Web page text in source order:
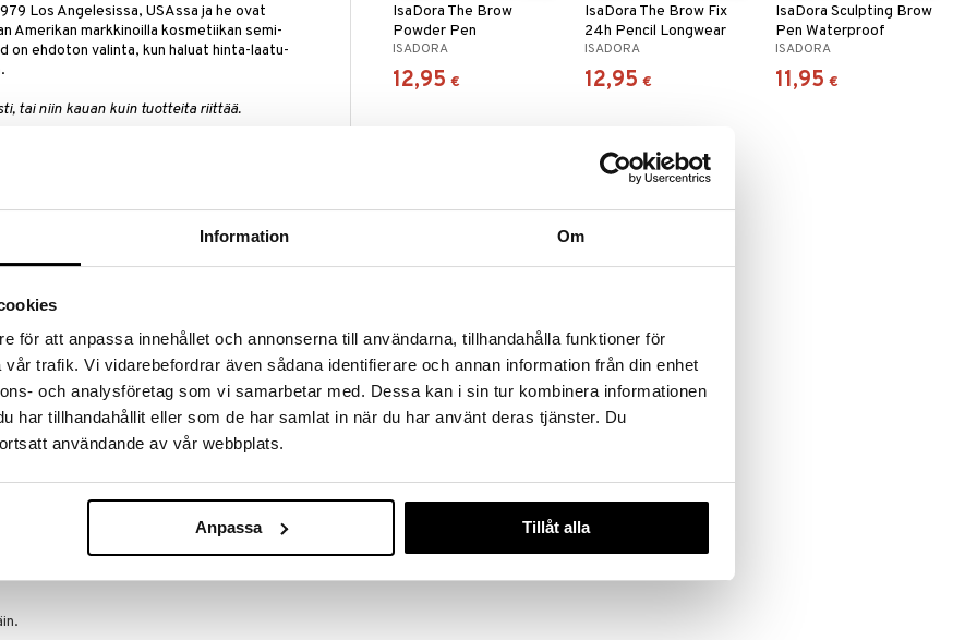
Information Om
för att anpassa innehållet och annonserna till användarna, tillhandahålla funktioner för
trafik. Vi vidarebefordrar även sådana identifierare och annan information från din enhet
och analysföretag som vi samarbetar med. Dessa kan i sin tur kombinera informationen
har tillhandahållit eller som de har samlat in när du har använt deras tjänster. Du
användande av vår webbplats.
Anpassa Tillåt alla
Los Angelesissa, USAssa ja he ovat
Amerikan markkinoilla kosmetiikan semi-
on ehdoton valinta, kun haluat hinta-laatu-
tai niin kauan kuin tuotteita riittää.
karvamaisia vetoja luomisesta helppoa,
muotoa.
luonnollisen lopputuloksen, jota voi mukauttaa
ja hyvin tasapainoiseen ilmeeseen, joka kestää
Brow Pen -kynää:
linjoihin
viimeistelyllä
luo luonnollisesti määritelty ilme minimaalisella
IsaDora The Brow
Powder Pen
ISADORA
12,95 €
IsaDora The Brow Fix
24h Pencil Longwear
ISADORA
12,95 €
IsaDora Sculpting Brow
Pen Waterproof
ISADORA
11,95 €
Quickliner For Brow
CLINIQUE
alk. 30,95